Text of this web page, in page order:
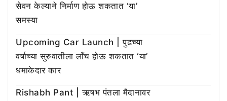
सेवन केल्याने निर्माण होऊ शकतात ‘या’
समस्या
Upcoming Car Launch | पुढच्या
वर्षाच्या सुरुवातीला लाँच होऊ शकतात ‘या’
धमाकेदार कार
Rishabh Pant | ऋषभ पंतला मैदानावर